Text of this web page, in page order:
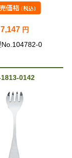
7,147 円
No.104782-0
1813-0142